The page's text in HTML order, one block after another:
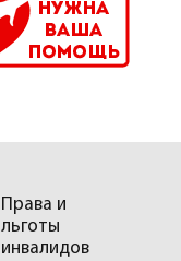
Права и
льготы
инвалидов